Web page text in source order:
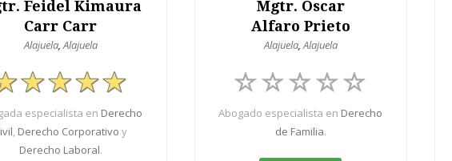
Feidel Kimaura
Carr Carr
Alajuela,Alajuela
especialista en Derecho
, Derecho Corporativo y
Derecho Laboral.
Mgtr. Oscar
Alfaro Prieto
Alajuela,Alajuela
Abogado especialista en Derecho
de Familia.